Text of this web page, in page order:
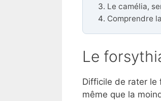
Le camélia,
Comprendre
Le
Difficile de rater le
même que la